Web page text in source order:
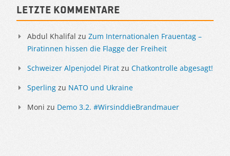
Sidebar
Letzte Kommentare
Abdul Khalifal zu Zum Internationalen Frauentag –
Piratinnen hissen die Flagge der Freiheit
Schweizer Alpenjodel Pirat zu Chatkontrolle abgesagt!
Sperling zu NATO und Ukraine
Moni zu Demo 3.2. #WirsinddieBrandmauer